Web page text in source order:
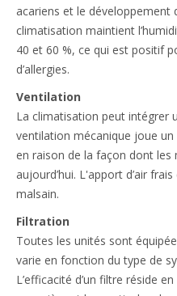
acariens et le développement
climatisation maintient
40 et 60 %, ce qui est positif
d’allergies.
Ventilation
La climatisation peut intégrer
ventilation mécanique joue
en raison de la façon dont
aujourd’hui. L'apport d’air
malsain.
Filtration
Toutes les unités sont
varie en fonction du type de
L’efficacité d’un filtre réside